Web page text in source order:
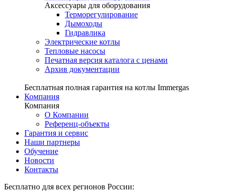
Аксессуары для оборудования
Терморегулирование
Дымоходы
Гидравлика
Электрические котлы
Тепловые насосы
Печатная версия каталога с ценами
Архив документации
Бесплатная полная гарантия на котлы Immergas
Компания
Компания
О Компании
Референц-объекты
Гарантия и сервис
Наши партнеры
Обучение
Новости
Контакты
Бесплатно для всех регионов России: